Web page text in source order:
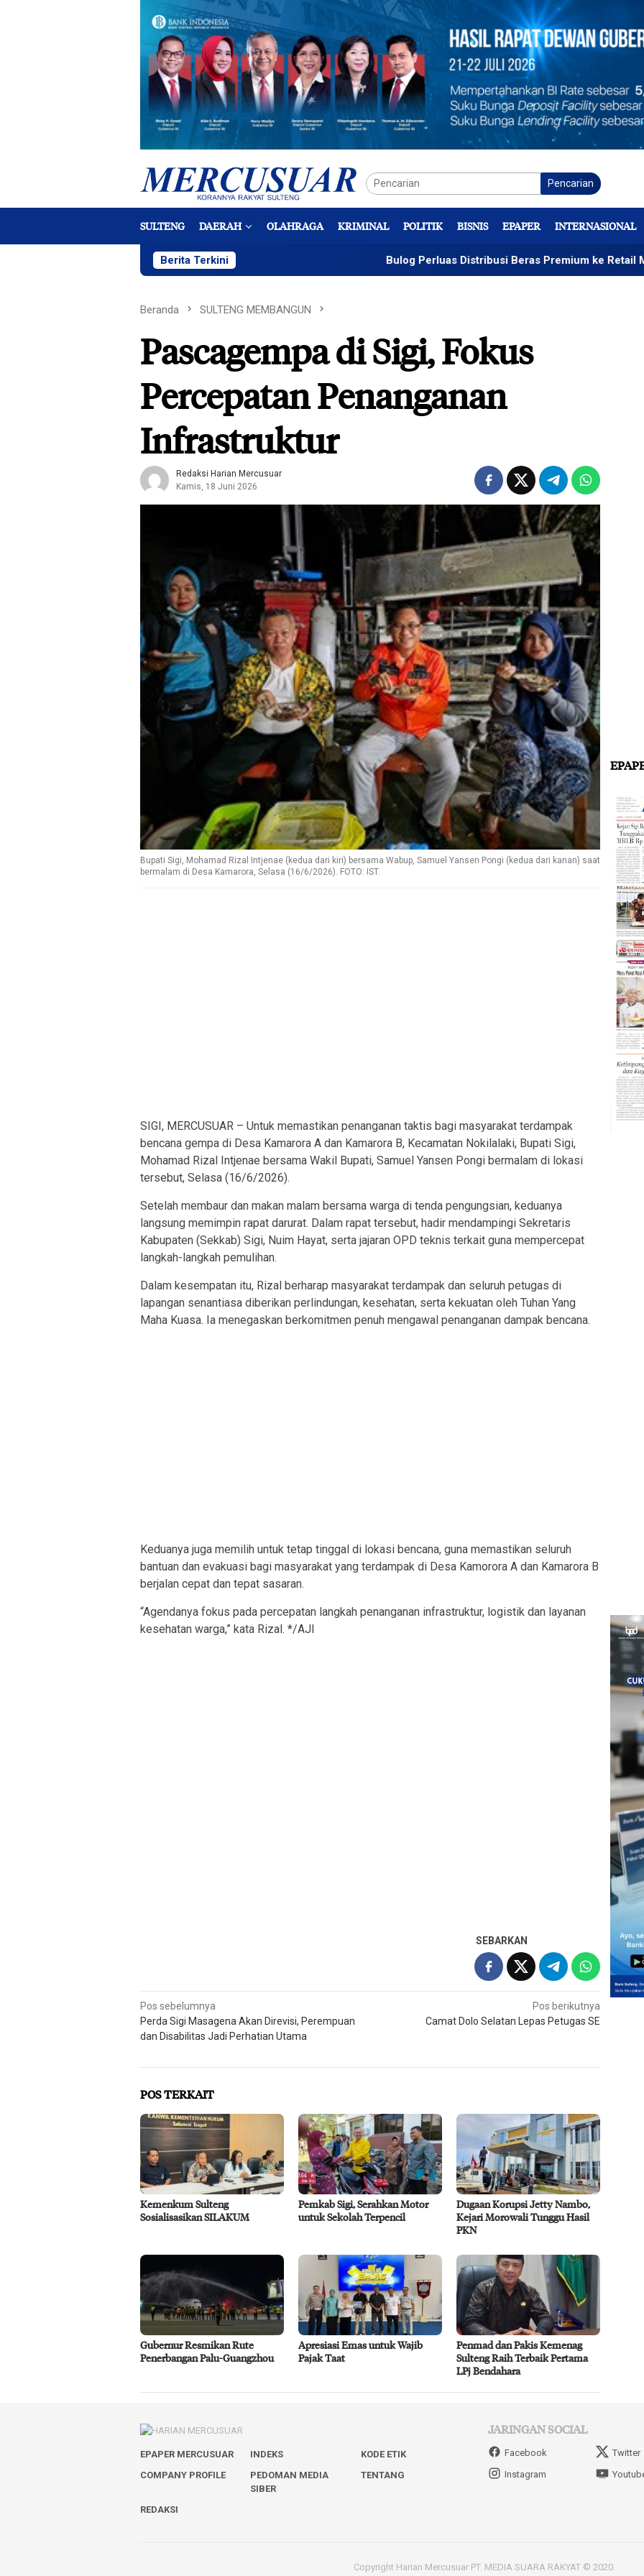
Pencarian
SULTENG DAERAH OLAHRAGA KRIMINAL POLITIK BISNIS EPAPER INTERNASIONAL
Berita Terkini Bulog Perluas Distribusi Beras Premium ke Retail Modern
Beranda SULTENG MEMBANGUN
Pascagempa di Sigi, Fokus
Percepatan Penanganan
Infrastruktur
Redaksi Harian Mercusuar
Kamis, 18 Juni 2026
Bupati Sigi, Mohamad Rizal Intjenae (kedua dari kiri) bersama Wabup, Samuel Yansen Pongi (kedua dari kanan) saat
bermalam di Desa Kamarora, Selasa (16/6/2026). FOTO: IST.
SIGI, MERCUSUAR – Untuk memastikan penanganan taktis bagi masyarakat terdampak
bencana gempa di Desa Kamarora A dan Kamarora B, Kecamatan Nokilalaki, Bupati Sigi,
Mohamad Rizal Intjenae bersama Wakil Bupati, Samuel Yansen Pongi bermalam di lokasi
tersebut, Selasa (16/6/2026).
Setelah membaur dan makan malam bersama warga di tenda pengungsian, keduanya
langsung memimpin rapat darurat. Dalam rapat tersebut, hadir mendampingi Sekretaris
Kabupaten (Sekkab) Sigi, Nuim Hayat, serta jajaran OPD teknis terkait guna mempercepat
langkah-langkah pemulihan.
Dalam kesempatan itu, Rizal berharap masyarakat terdampak dan seluruh petugas di
lapangan senantiasa diberikan perlindungan, kesehatan, serta kekuatan oleh Tuhan Yang
Maha Kuasa. Ia menegaskan berkomitmen penuh mengawal penanganan dampak bencana.
Keduanya juga memilih untuk tetap tinggal di lokasi bencana, guna memastikan seluruh
bantuan dan evakuasi bagi masyarakat yang terdampak di Desa Kamorora A dan Kamarora B
berjalan cepat dan tepat sasaran.
“Agendanya fokus pada percepatan langkah penanganan infrastruktur, logistik dan layanan
kesehatan warga,” kata Rizal. */AJI
SEBARKAN
Navigasi
pos
Pos sebelumnya
Perda Sigi Masagena Akan Direvisi, Perempuan
dan Disabilitas Jadi Perhatian Utama
Pos berikutnya
Camat Dolo Selatan Lepas Petugas SE
POS TERKAIT
Kemenkum Sulteng
Sosialisasikan SILAKUM
Pemkab Sigi, Serahkan Motor
untuk Sekolah Terpencil
Dugaan Korupsi Jetty Nambo,
Kejari Morowali Tunggu Hasil
PKN
Gubernur Resmikan Rute
Penerbangan Palu-Guangzhou
Apresiasi Emas untuk Wajib
Pajak Taat
Penmad dan Pakis Kemenag
Sulteng Raih Terbaik Pertama
LPj Bendahara
EPAPER MERCUSUAR INDEKS
KODE ETIK
COMPANY PROFILE
PEDOMAN MEDIA
SIBER
TENTANG
REDAKSI
JARINGAN SOCIAL
Facebook
Twitter
Instagram
Copyright Harian Mercusuar PT. MEDIA SUARA RAKYAT © 2020